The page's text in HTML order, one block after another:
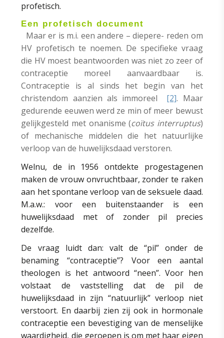
profetisch.
Een profetisch document
Maar er is m.i. een andere – diepere- reden om
HV profetisch te noemen. De specifieke vraag
die HV moest beantwoorden was niet zo zeer of
contraceptie moreel aanvaardbaar is.
Contraceptie is al sinds het begin van het
christendom aanzien als immoreel [2]. Maar
gedurende eeuwen werd ze min of meer bewust
gelijkgesteld met onanisme (coïtus interruptus)
of mechanische middelen die het natuurlijke
verloop van de huwelijksdaad verstoren.
Welnu, de in 1956 ontdekte progestagenen
maken de vrouw onvruchtbaar, zonder te raken
aan het spontane verloop van de seksuele daad.
M.a.w.: voor een buitenstaander is een
huwelijksdaad met of zonder pil precies
dezelfde.
De vraag luidt dan: valt de “pil” onder de
benaming “contraceptie”? Voor een aantal
theologen is het antwoord “neen”. Voor hen
volstaat de vaststelling dat de pil de
huwelijksdaad in zijn “natuurlijk” verloop niet
verstoort. En daarbij zien zij ook in hormonale
contraceptie een bevestiging van de menselijke
waardigheid, die geroepen is om met haar eigen